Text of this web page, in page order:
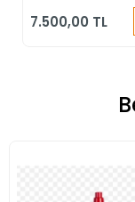
Durdurucu
7.500,00 TL